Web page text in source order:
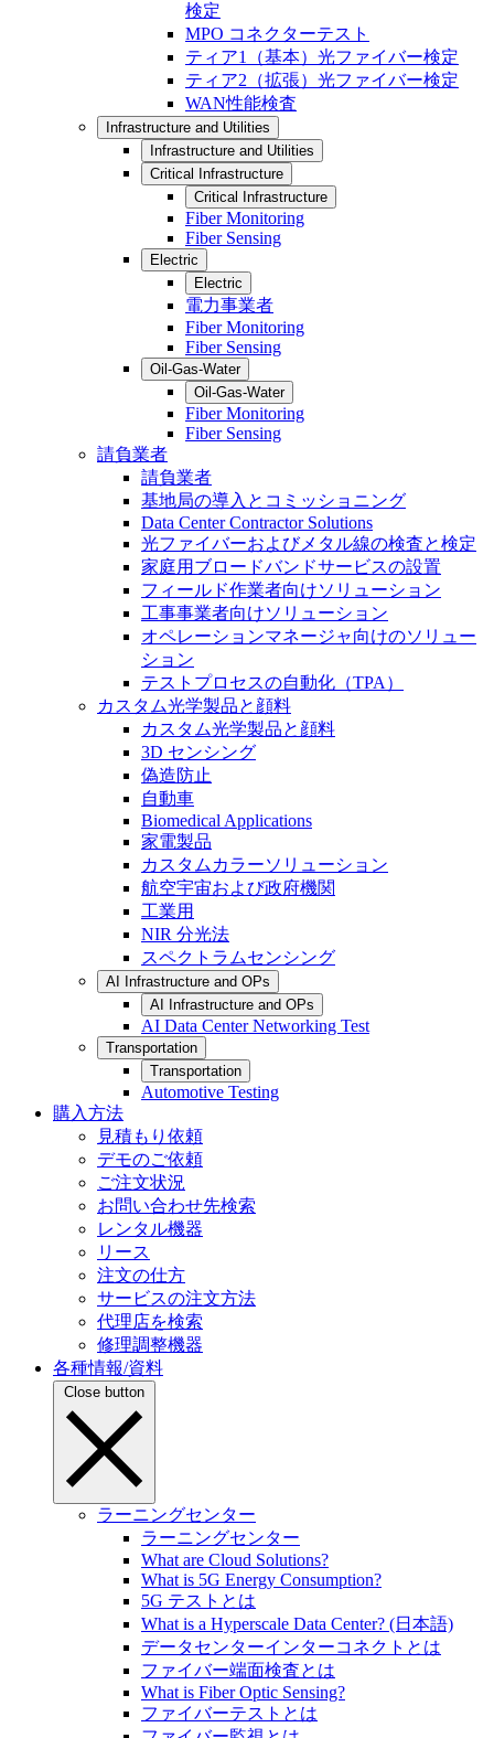
検定
MPO コネクターテスト
ティア1（基本）光ファイバー検定
ティア2（拡張）光ファイバー検定
WAN性能検査
Infrastructure and Utilities
Infrastructure and Utilities
Critical Infrastructure
Critical Infrastructure
Fiber Monitoring
Fiber Sensing
Electric
Electric
電力事業者
Fiber Monitoring
Fiber Sensing
Oil-Gas-Water
Oil-Gas-Water
Fiber Monitoring
Fiber Sensing
請負業者
請負業者
基地局の導入とコミッショニング
Data Center Contractor Solutions
光ファイバーおよびメタル線の検査と検定
家庭用ブロードバンドサービスの設置
フィールド作業者向けソリューション
工事事業者向けソリューション
オペレーションマネージャ向けのソリュー
ション
テストプロセスの自動化（TPA）
カスタム光学製品と顔料
カスタム光学製品と顔料
3D センシング
偽造防止
自動車
Biomedical Applications
家電製品
カスタムカラーソリューション
航空宇宙および政府機関
工業用
NIR 分光法
スペクトラムセンシング
AI Infrastructure and OPs
AI Infrastructure and OPs
AI Data Center Networking Test
Transportation
Transportation
Automotive Testing
購入方法
見積もり依頼
デモのご依頼
ご注文状況
お問い合わせ先検索
レンタル機器
リース
注文の仕方
サービスの注文方法
代理店を検索
修理調整機器
各種情報/資料
Close button
ラーニングセンター
ラーニングセンター
What are Cloud Solutions?
What is 5G Energy Consumption?
5G テストとは
What is a Hyperscale Data Center? (日本語)
データセンターインターコネクトとは
ファイバー端面検査とは
What is Fiber Optic Sensing?
ファイバーテストとは